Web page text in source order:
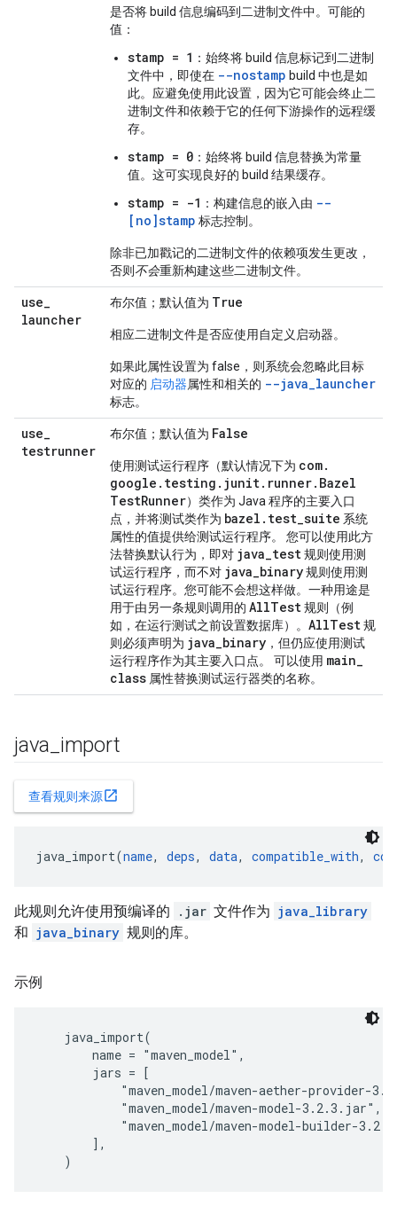
是否将 build 信息编码到二进制文件中。可能的
值：
stamp = 1 ：始终将 build 信息标记到二进制
文件中，即使在 --nostamp build 中也是如
此。 应避免使用此设置 ，因为它可能会终止二
进制文件和依赖于它的任何下游操作的远程缓
存。
stamp = 0 ：始终将 build 信息替换为常量
值。这可实现良好的 build 结果缓存。
stamp = -1 ：构建信息的嵌入由 --
[no]stamp 标志控制。
除非已加戳记的二进制文件的依赖项发生更改，
否则 不会重新构建这些二进制文件。
use_
launcher
布尔值；默认值为 True
相应二进制文件是否应使用自定义启动器。
如果此属性设置为 false，则系统会忽略此目标
对应的 启动器属性和相关的 --java_launcher
标志。
use_
testrunner
布尔值；默认值为 False
使用测试运行程序（默认情况下为 com.
google . testing . junit. runner. Bazel
TestRunner）类作为 Java 程序的主要入口
点，并将测试类作为 bazel . test_suite 系统
属性的值提供给测试运行程序。 您可以使用此方
法替换默认行为，即对 java_test规则使用测
试运行程序，而不对 java_binary规则使用测
试运行程序。您可能不会想这样做。一种用途是
用于由另一条规则调用的 AllTest规则（例
如，在运行测试之前设置数据库）。 AllTest规
则必须声明为 java_binary ，但仍应使用测试
运行程序作为其主要入口点。 可以使用 main_
class 属性替换测试运行器类的名称。
java import
查看规则来源open_in_new
java_import(name, deps, data, compatible_with,
此规则允许使用预编译的 .jar 文件作为 java_library
和 java_binary 规则的库。
示例
    java_import(
        name = "maven_model",
        jars = [
"maven_model/maven-aether-provider-
            "maven_model/maven-model-3.2.3.jar",
"maven_model/maven-model-builder-
        ],